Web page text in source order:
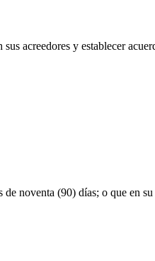
acreedores y establecer
noventa (90) días; o que en